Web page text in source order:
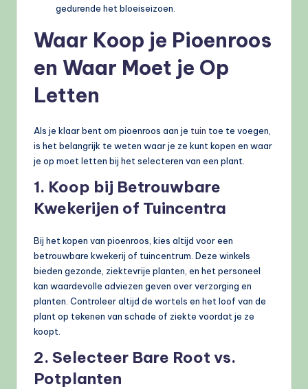
gedurende het bloeiseizoen.
Waar Koop je Pioenroos
en Waar Moet je Op
Letten
Als je klaar bent om pioenroos aan je tuin toe te voegen,
is het belangrijk te weten waar je ze kunt kopen en waar
je op moet letten bij het selecteren van een plant.
1. Koop bij Betrouwbare
Kwekerijen of Tuincentra
Bij het kopen van pioenroos, kies altijd voor een
betrouwbare kwekerij of tuincentrum. Deze winkels
bieden gezonde, ziektevrije planten, en het personeel
kan waardevolle adviezen geven over verzorging en
planten. Controleer altijd de wortels en het loof van de
plant op tekenen van schade of ziekte voordat je ze
koopt.
2. Selecteer Bare Root vs.
Potplanten